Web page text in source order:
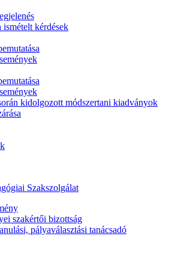
ismételt kérdések
kidolgozott módszertani kiadványok
szakértői bizottság
pályaválasztási tanácsadó